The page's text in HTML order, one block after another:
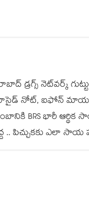
నెట్‌వర్క్‌
సూసైడ్‌ నోట్‌, ఐఫోన్‌
BRS భారీ ఆర్థిక
.. పిచ్చుకకు ఎలా సాయ